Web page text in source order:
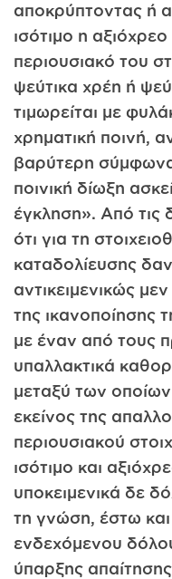
αποκρύπτοντας ή
ισότιμο η
περιουσιακό του
ψεύτικα χρέη ή
τιμωρείται με
χρηματική ποινή,
βαρύτερη
ποινική δίωξη
έγκληση». Από τις
ότι για τη
καταδολίευσης
αντικειμενικώς
της ικανοποίησης
με έναν από τους
υπαλλακτικά
μεταξύ των οποίων
εκείνος της
περιουσιακού
ισότιμο και
υποκειμενικά δε
τη γνώση, έστω
ενδεχόμενου
ύπαρξης